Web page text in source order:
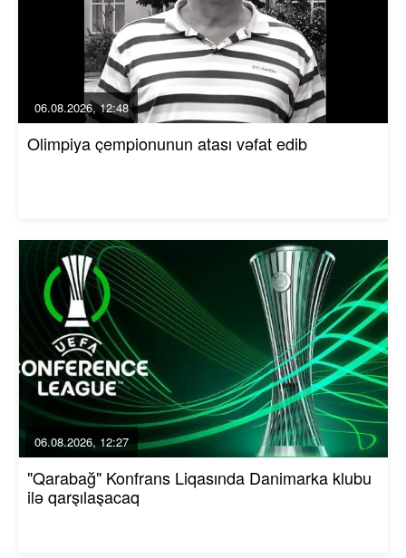
06.08.2026, 12:48
Olimpiya çempionunun atası vəfat edib
06.08.2026, 12:27
"Qarabağ" Konfrans Liqasında Danimarka klubu
ilə qarşılaşacaq